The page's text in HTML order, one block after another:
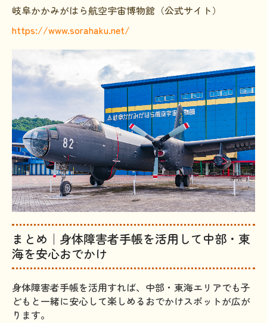
岐阜かかみがはら航空宇宙博物館（公式サイト）
https://www.sorahaku.net/
まとめ｜身体障害者手帳を活用して中部・東
海を安心おでかけ
身体障害者手帳を活用すれば、中部・東海エリアでも子
どもと一緒に安心して楽しめるおでかけスポットが広が
ります。